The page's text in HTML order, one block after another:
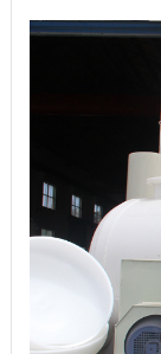
设备